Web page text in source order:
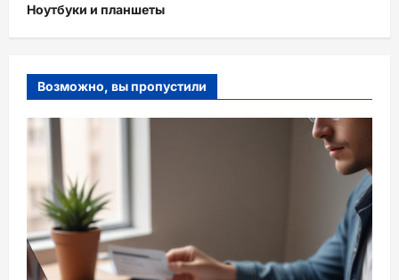
Ноутбуки и планшеты
Возможно, вы пропустили